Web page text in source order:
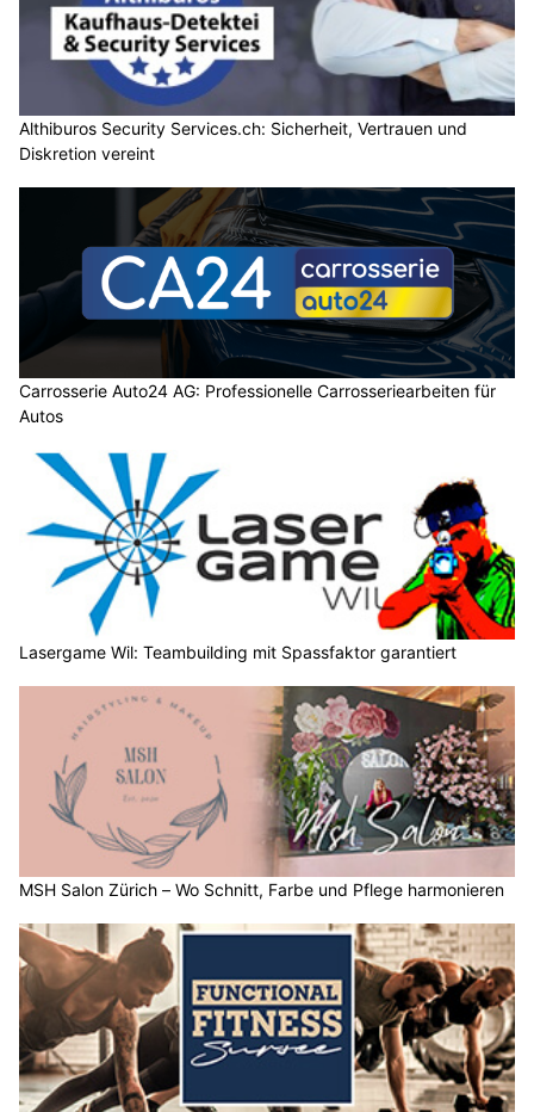
Althiburos Security Services.ch: Sicherheit, Vertrauen und
Diskretion vereint
Carrosserie Auto24 AG: Professionelle Carrosseriearbeiten für
Autos
Lasergame Wil: Teambuilding mit Spassfaktor garantiert
MSH Salon Zürich – Wo Schnitt, Farbe und Pflege harmonieren